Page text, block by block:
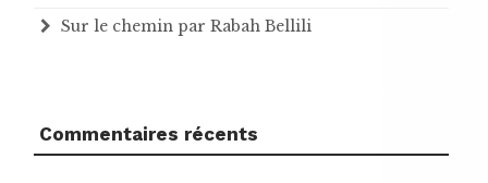
Sur le chemin par Rabah Bellili
Commentaires récents